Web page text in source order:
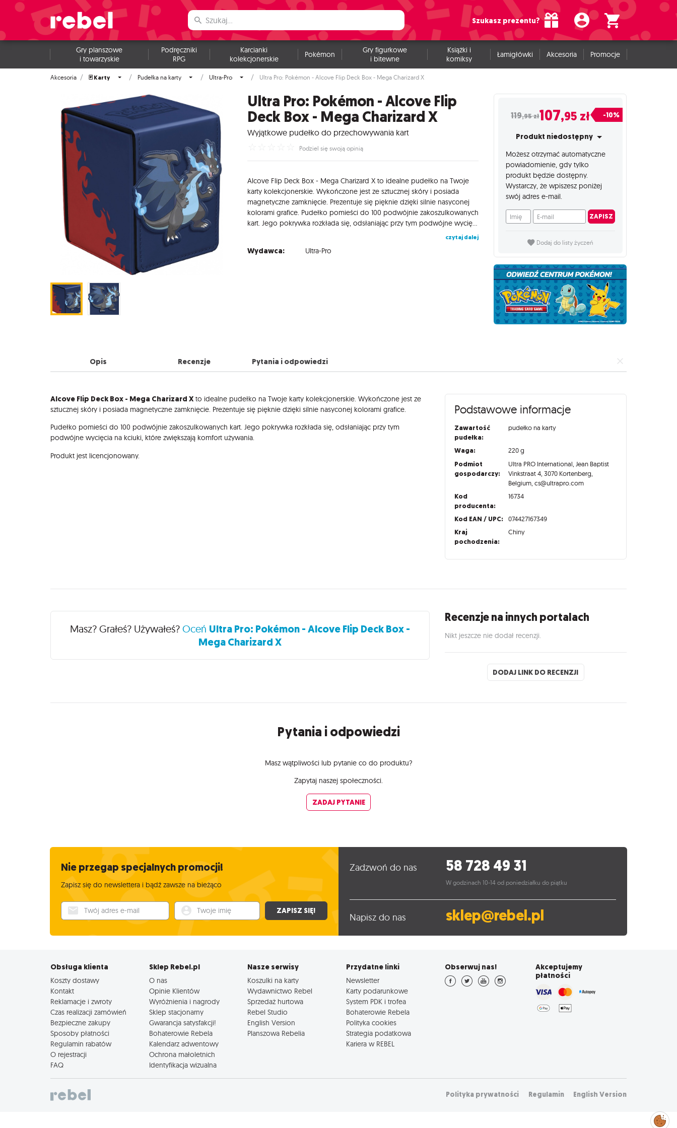
Szukasz prezentu?
Gry planszowe
i towarzyskie
Podręczniki
RPG
Karcianki
kolekcjonerskie
Pokémon
Gry figurkowe
i bitewne
Książki i
komiksy
Łamigłówki Akcesoria Promocje
Akcesoria 🃏 Karty Pudełka na karty Ultra-Pro Ultra Pro: Pokémon - Alcove Flip Deck Box - Mega Charizard X
Ultra Pro: Pokémon - Alcove Flip
Deck Box - Mega Charizard X
Wyjątkowe pudełko do przechowywania kart
Podziel się swoją opinią
Alcove Flip Deck Box - Mega Charizard X to idealne pudełko na Twoje
karty kolekcjonerskie. Wykończone jest ze sztucznej skóry i posiada
magnetyczne zamknięcie. Prezentuje się pięknie dzięki silnie nasyconej
kolorami grafice. Pudełko pomieści do 100 podwójnie zakoszulkowanych
kart. Jego pokrywka rozkłada się, odsłaniając przy tym podwójne wycięcia na kciuki, które zwiększają komfort używania. Produkt jest licencjonowany.
czytaj dalej
Wydawca: Ultra-Pro
119,95zł107,95 zł -10%
Produkt niedostępny
Możesz otrzymać automatyczne
powiadomienie, gdy tylko
produkt będzie dostępny.
Wystarczy, że wpiszesz poniżej
swój adres e-mail.
Imię E-mail ZAPISZ
Dodaj do listy życzeń
Opis Recenzje Pytania i odpowiedzi
Opis
Alcove Flip Deck Box - Mega Charizard X to idealne pudełko na Twoje karty kolekcjonerskie. Wykończone jest ze
sztucznej skóry i posiada magnetyczne zamknięcie. Prezentuje się pięknie dzięki silnie nasyconej kolorami grafice.
Pudełko pomieści do 100 podwójnie zakoszulkowanych kart. Jego pokrywka rozkłada się, odsłaniając przy tym
podwójne wycięcia na kciuki, które zwiększają komfort używania.
Produkt jest licencjonowany.
Podstawowe informacje
Zawartość
pudełka:
pudełko na karty
Waga: 220 g
Podmiot
gospodarczy:
Ultra PRO International, Jean Baptist
Vinkstraat 4, 3070 Kortenberg,
Belgium, cs@ultrapro.com
Kod
producenta:
16734
Kod EAN / UPC: 074427167349
Kraj
pochodzenia:
Chiny
Recenzje
Masz? Grałeś? Używałeś? Oceń Ultra Pro: Pokémon - Alcove Flip Deck Box -
Mega Charizard X
Recenzje na innych portalach
Nikt jeszcze nie dodał recenzji.
DODAJ LINK DO RECENZJI
Pytania i odpowiedzi
Masz wątpliwości lub pytanie co do produktu?
Zapytaj naszej społeczności.
ZADAJ PYTANIE
Nie przegap specjalnych promocji!
Zapisz się do newslettera i bądź zawsze na bieżąco
Twój adres e-mail Twoje imię ZAPISZ SIĘ!
Zadzwoń do nas 58 728 49 31
W godzinach 10-14 od poniedziałku do piątku
Napisz do nas sklep@rebel.pl
Obsługa klienta
Koszty dostawy
Kontakt
Reklamacje i zwroty
Czas realizacji zamówień
Bezpieczne zakupy
Sposoby płatności
Regulamin rabatów
O rejestracji
FAQ
Sklep Rebel.pl
O nas
Opinie Klientów
Wyróżnienia i nagrody
Sklep stacjonarny
Gwarancja satysfakcji!
Bohaterowie Rebela
Kalendarz adwentowy
Ochrona małoletnich
Identyfikacja wizualna
Nasze serwisy
Koszulki na karty
Wydawnictwo Rebel
Sprzedaż hurtowa
Rebel Studio
English Version
Planszowa Rebelia
Przydatne linki
Newsletter
Karty podarunkowe
System PDK i trofea
Bohaterowie Rebela
Polityka cookies
Strategia podatkowa
Kariera w REBEL
Obserwuj nas!
Akceptujemy
płatności
Polityka prywatności Regulamin English Version
Zarządzaj
preferencjami
cookies